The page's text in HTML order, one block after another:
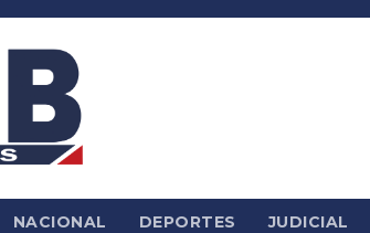
NACIONAL DEPORTES JUDICIAL